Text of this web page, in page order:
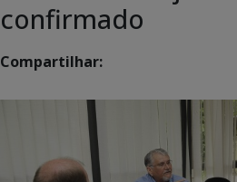
confirmado
Compartilhar: